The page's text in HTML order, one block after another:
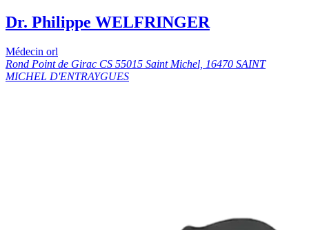
Dr. Philippe WELFRINGER
Médecin orl
Rond Point de Girac CS 55015 Saint Michel, 16470 SAINT
MICHEL D'ENTRAYGUES